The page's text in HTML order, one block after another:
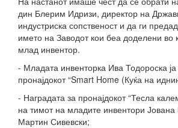
дин Блерим Идризи, директор на
индустриска сопственост и да ги
името на Заводот кои беа доделени во
млад инвентор.
- Младата инвенторка Ива Тодороска
пронајдокот “Smart Home (Куќа на
- Наградата за пронајдокот “Тесла
на тимот на младите инвентори Јована
Мартин Сивевски;